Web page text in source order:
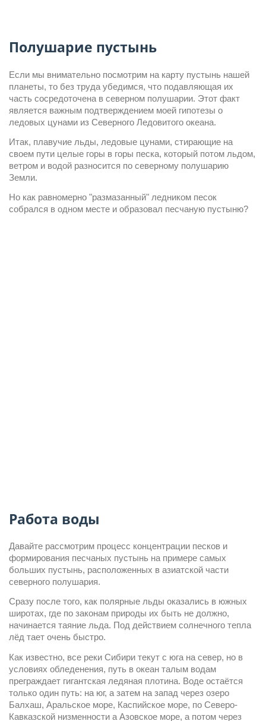
Полушарие пустынь
Если мы внимательно посмотрим на карту пустынь нашей
планеты, то без труда убедимся, что подавляющая их
часть сосредоточена в северном полушарии. Этот факт
является важным подтверждением моей гипотезы о
ледовых цунами из Северного Ледовитого океана.
Итак, плавучие льды, ледовые цунами, стирающие на
своем пути целые горы в горы песка, который потом льдом,
ветром и водой разносится по северному полушарию
Земли.
Но как равномерно "размазанный" ледником песок
собрался в одном месте и образовал песчаную пустыню?
Работа воды
Давайте рассмотрим процесс концентрации песков и
формирования песчаных пустынь на примере самых
больших пустынь, расположенных в азиатской части
северного полушария.
Сразу после того, как полярные льды оказались в южных
широтах, где по законам природы их быть не должно,
начинается таяние льда. Под действием солнечного тепла
лёд тает очень быстро.
Как известно, все реки Сибири текут с юга на север, но в
условиях обледенения, путь в океан талым водам
преграждает гигантская ледяная плотина. Воде остаётся
только один путь: на юг, а затем на запад через озеро
Балхаш, Аральское море, Каспийское море, по Северо-
Кавказской низменности а Азовское море, а потом через